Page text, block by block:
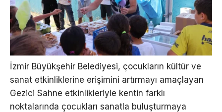
İzmir Büyükşehir Belediyesi, çocukların kültür ve
sanat etkinliklerine erişimini artırmayı amaçlayan
Gezici Sahne etkinlikleriyle kentin farklı
noktalarında çocukları sanatla buluşturmaya